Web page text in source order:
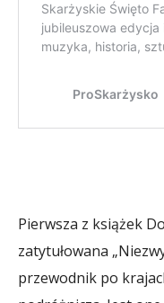
Pierwsza z książek
zatytułowana
przewodnik po